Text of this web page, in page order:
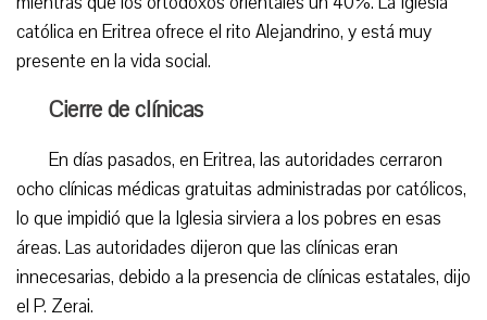
católica en Eritrea ofrece el rito Alejandrino, y está muy
presente en la vida social.
Cierre de clínicas
En días pasados, en Eritrea, las autoridades cerraron
ocho clínicas médicas gratuitas administradas por católicos,
lo que impidió que la Iglesia sirviera a los pobres en esas
áreas. Las autoridades dijeron que las clínicas eran
innecesarias, debido a la presencia de clínicas estatales, dijo
el P. Zerai.